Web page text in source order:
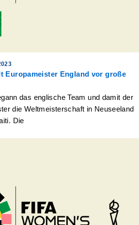
Europameister England vor große
das englische Team und damit der
die Weltmeisterschaft in Neuseeland
Die